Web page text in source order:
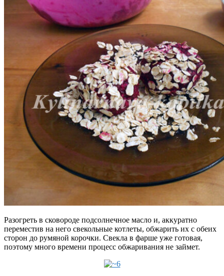
Разогреть в сковороде подсолнечное масло и, аккуратно
переместив на него свекольные котлеты, обжарить их с обеих
сторон до румяной корочки. Свекла в фарше уже готовая,
поэтому много времени процесс обжаривания не займет.